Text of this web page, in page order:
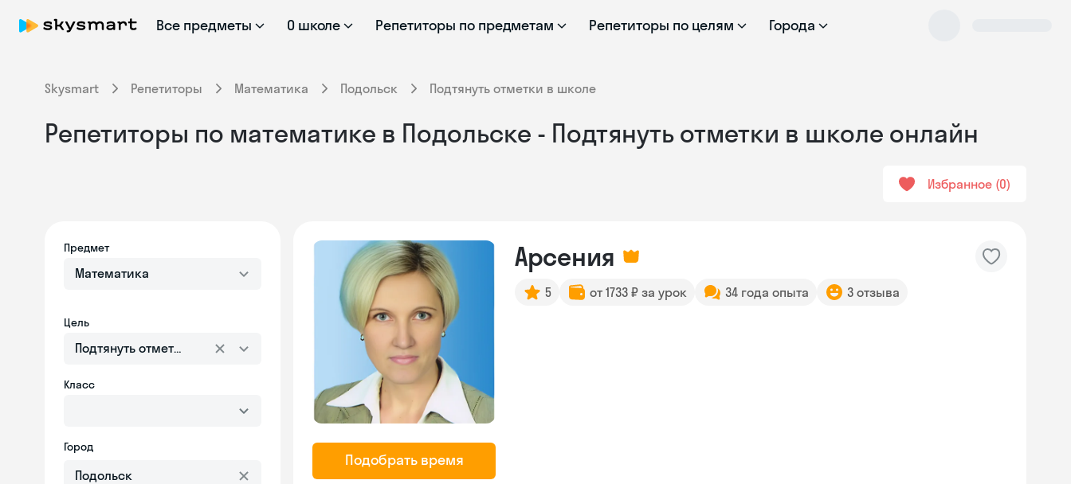
Все предметы О школе Репетиторы по предметам Репетиторы по целям Города
Skysmart Репетиторы Математика Подольск Подтянуть отметки в школе
Репетиторы по математике в Подольске - Подтянуть отметки в школе онлайн
Избранное 0
Предмет
Математика
Цель
Подтянуть отметки в школе
Класс
Город
Подобрать время
Арсения
5 от 1733 ₽ за урок 34 года опыта 3 отзыва